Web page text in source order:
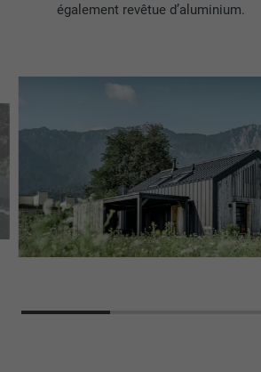
également revêtue d’aluminium.